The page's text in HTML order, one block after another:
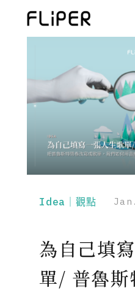
Idea｜觀點
為自己填
單/ 普魯斯